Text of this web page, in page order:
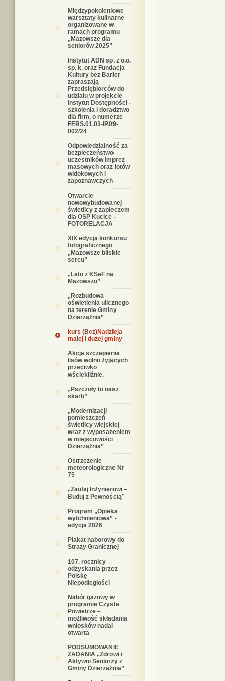
Międzypokoleniowe
warsztaty kulinarne
organizowane w
ramach programu
„Mazowsze dla
seniorów 2025”
Instytut ADN sp. z o.o.
sp. k. oraz Fundacja
Kultury bez Barier
zapraszają
Przedsiębiorców do
udziału w projekcie
Instytut Dostępności -
szkolenia i doradztwo
dla firm, o numerze
FERS.01.03-IP.09-
002/24
Odpowiedzialność za
bezpieczeństwo
uczestników imprez
masowych oraz lotów
widokowych i
zapoznawczych
Otwarcie
nowowybudowanej
świetlicy z zapleczem
dla OSP Kucice -
FOTORELACJA
XIX edycja konkursu
fotograficznego
„Mazowsze bliskie
sercu”
„Lato z KSeF na
Mazowszu”
„Rozbudowa
oświetlenia ulicznego
na terenie Gminy
Dzierzążnia”
kurs (Bez)Nadzieja
małej i dużej gminy
Akcja szczepienia
lisów wolno żyjących
przeciwko
wściekliźnie.
„Pszczoły to nasz
skarb”
„Modernizacji
pomieszczeń
świetlicy wiejskiej
wraz z wyposażeniem
w miejscowości
Dzierzążnia”
Ostrzeżenie
meteorologiczne Nr
75
„Zaufaj Inżynierowi –
Buduj z Pewnością”
Program „Opieka
wytchnieniowa” -
edycja 2026
Plakat naborowy do
Straży Granicznej
107. rocznicy
odzyskania przez
Polskę
Niepodległości
Nabór gazowy w
programie Czyste
Powietrze –
możliwość składania
wniosków nadal
otwarta
PODSUMOWANIE
ZADANIA „Zdrowi i
Aktywni Seniorzy z
Gminy Dzierzążnia”